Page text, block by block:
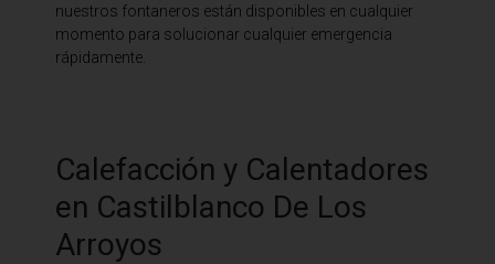
nuestros fontaneros están disponibles en cualquier
momento para solucionar cualquier emergencia
rápidamente.
Calefacción y Calentadores
en Castilblanco De Los
Arroyos